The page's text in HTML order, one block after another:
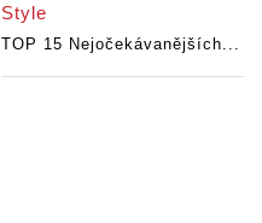
Style
TOP 15 Nejočekávanějších...